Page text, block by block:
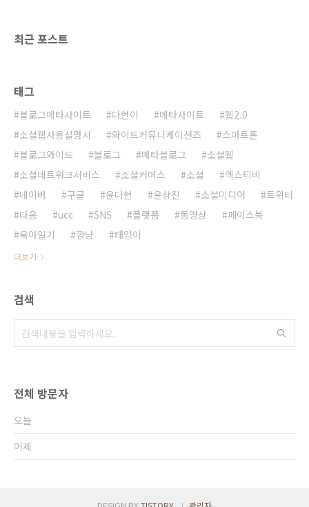
가 여..
최근 포스트
태그
블로그메타사이트 다현이 메타사이트
웹2.0
소셜웹사용설명서
와이드커뮤니케이션즈
스마트폰
블로그와이드
블로그 메타블로그
소셜웹
소셜네트워크서비스
소셜커머스 소셜
엑스티비
네이버
구글 윤다현 윤상진 소셜미디어
트위터
다음
ucc SNS 플랫폼 동영상
페이스북
육아일기
깜냥 태양이
더보기
검색
전체 방문자
오늘
어제